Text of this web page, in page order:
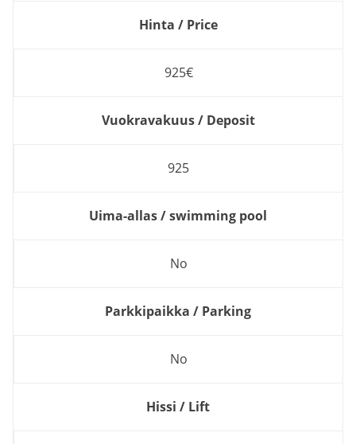
Hinta / Price
925€
Vuokravakuus / Deposit
925
Uima-allas / swimming pool
No
Parkkipaikka / Parking
No
Hissi / Lift